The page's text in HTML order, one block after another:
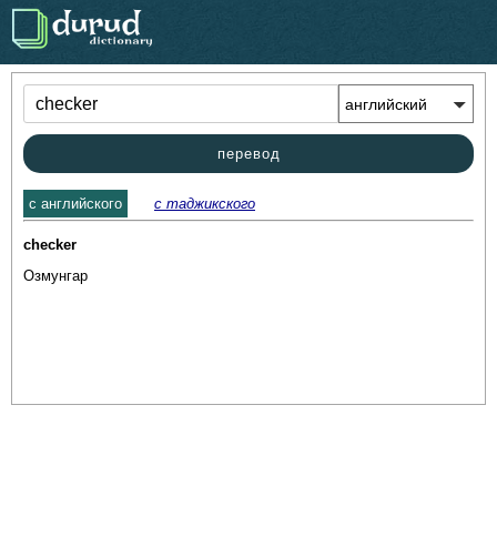
.
перевод
c английского с таджикского
checker
Озмунгар